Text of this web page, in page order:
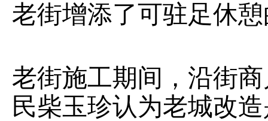
老街增添了可驻足休
老街施工期间，沿街
民柴玉珍认为老城改